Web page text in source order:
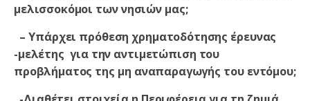
μελισσοκόμοι των νησιών μας;
– Υπάρχει πρόθεση χρηματοδότησης έρευνας
-μελέτης για την αντιμετώπιση του
προβλήματος της μη αναπαραγωγής του εντόμου;